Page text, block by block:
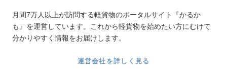
月間7万人以上が訪問する軽貨物のポータルサイト『かるか
も』を運営しています。これから軽貨物を始めたい方にむけて
分かりやすく情報をお届けします。
運営会社を詳しく見る